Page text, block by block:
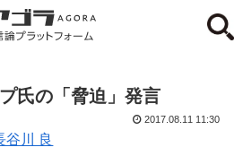
氏の「脅迫」発言
谷川 良
2017.08.11 11:30